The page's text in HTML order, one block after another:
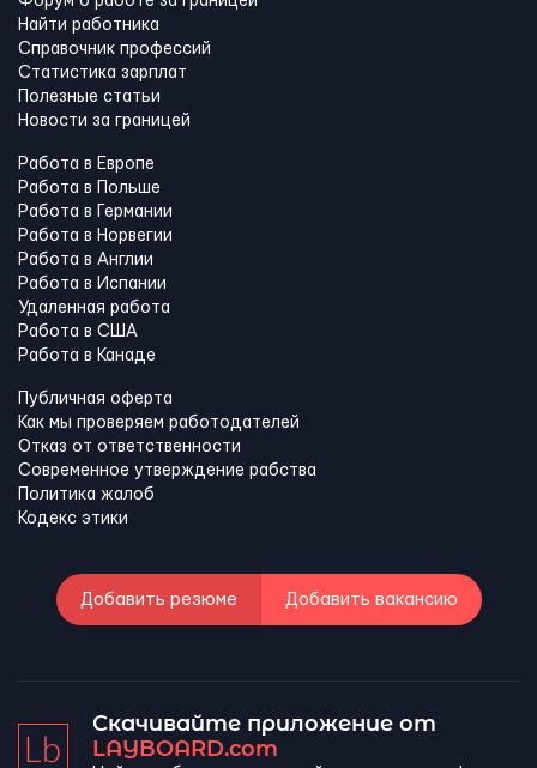
Найти работника
Справочник профессий
Статистика зарплат
Полезные статьи
Новости за границей
Работа в Европе
Работа в Польше
Работа в Германии
Работа в Норвегии
Работа в Англии
Работа в Испании
Удаленная работа
Работа в США
Работа в Канадe
Публичная оферта
Как мы проверяем работодателей
Отказ от ответственности
Современное утверждение рабства
Политика жалоб
Кодекс этики
Добавить резюме Добавить вакансию
Скачивайте приложение от
LAYBOARD.com